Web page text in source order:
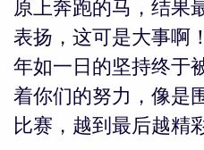
原上奔跑的马，结果
表扬，这可是大事啊
年如一日的坚持终于
着你们的努力，像是
比赛，越到最后越精